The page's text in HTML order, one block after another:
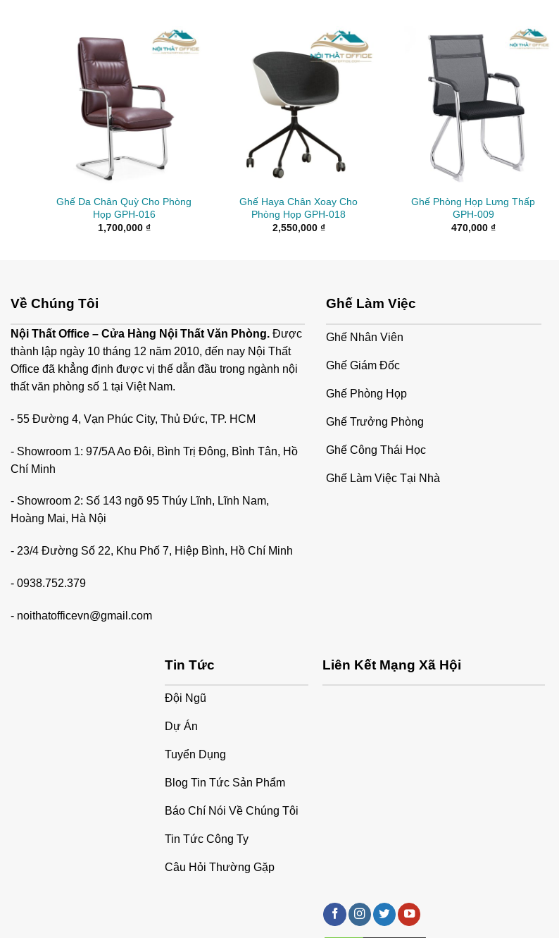
Ghế Da Chân Quỳ Cho Phòng
Họp GPH-016
1,700,000 ₫
Ghế Haya Chân Xoay Cho
Phòng Họp GPH-018
2,550,000 ₫
Ghế Phòng Họp Lưng Thấp
GPH-009
470,000 ₫
Về Chúng Tôi
Nội Thất Office – Cửa Hàng Nội Thất Văn Phòng. Được
thành lập ngày 10 tháng 12 năm 2010, đến nay Nội Thất
Office đã khẳng định được vị thế dẫn đầu trong ngành nội
thất văn phòng số 1 tại Việt Nam.
- 55 Đường 4, Vạn Phúc City, Thủ Đức, TP. HCM
- Showroom 1: 97/5A Ao Đôi, Bình Trị Đông, Bình Tân, Hồ
Chí Minh
- Showroom 2: Số 143 ngõ 95 Thúy Lĩnh, Lĩnh Nam,
Hoàng Mai, Hà Nội
- 23/4 Đường Số 22, Khu Phố 7, Hiệp Bình, Hồ Chí Minh
- 0938.752.379
- noithatofficevn@gmail.com
Ghế Làm Việc
Ghế Nhân Viên
Ghế Giám Đốc
Ghế Phòng Họp
Ghế Trưởng Phòng
Ghế Công Thái Học
Ghế Làm Việc Tại Nhà
Tin Tức
Đội Ngũ
Dự Án
Tuyển Dụng
Blog Tin Tức Sản Phẩm
Báo Chí Nói Về Chúng Tôi
Tin Tức Công Ty
Câu Hỏi Thường Gặp
Liên Kết Mạng Xã Hội